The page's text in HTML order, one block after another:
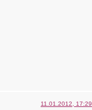
11.01.2012, 17:29